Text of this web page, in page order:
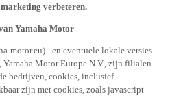
verbeteren.
Yamaha Motor
motor.eu) - en eventuele lokale versies
Yamaha Motor Europe N.V., zijn filialen
bedrijven, cookies, inclusief
zijn met cookies, zoals javascript